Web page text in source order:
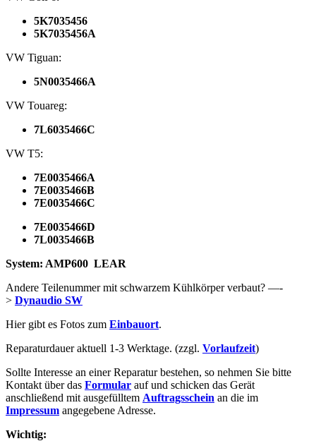
5K7035456
5K7035456A
VW Tiguan:
5N0035466A
VW Touareg:
7L6035466C
VW T5:
7E0035466A
7E0035466B
7E0035466C
7E0035466D
7L0035466B
System: AMP600 LEAR
Andere Teilenummer mit schwarzem Kühlkörper verbaut? —-
> Dynaudio SW
Hier gibt es Fotos zum Einbauort.
Reparaturdauer aktuell 1-3 Werktage. (zzgl. Vorlaufzeit)
Sollte Interesse an einer Reparatur bestehen, so nehmen Sie bitte
Kontakt über das Formular auf und schicken das Gerät
anschließend mit ausgefülltem Auftragsschein an die im
Impressum angegebene Adresse.
Wichtig: